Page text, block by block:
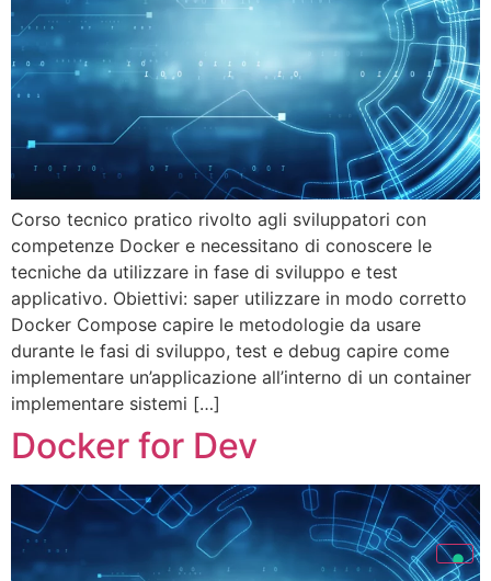
Corso tecnico pratico rivolto agli sviluppatori con
competenze Docker e necessitano di conoscere le
tecniche da utilizzare in fase di sviluppo e test
applicativo. Obiettivi: saper utilizzare in modo corretto
Docker Compose capire le metodologie da usare
durante le fasi di sviluppo, test e debug capire come
implementare un’applicazione all’interno di un container
implementare sistemi […]
Docker for Dev